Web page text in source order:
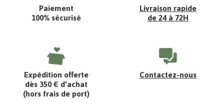
Paiement
100% sécurisé
Livraison rapide
de 24 à 72H
Expédition offerte
dès 350 € d’achat
(hors frais de port)
Contactez-nous